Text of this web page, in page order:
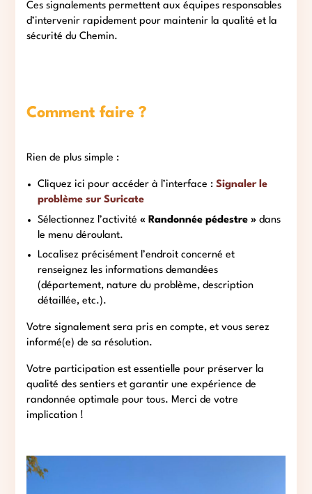
Ces signalements permettent aux équipes responsables
d’intervenir rapidement pour maintenir la qualité et la
sécurité du Chemin.
Comment faire ?
Rien de plus simple :
Cliquez ici pour accéder à l’interface :Signaler le
problème sur Suricate
Sélectionnez l’activité« Randonnée pédestre » dans
le menu déroulant.
Localisez précisément l’endroit concerné et
renseignez les informations demandées
(département, nature du problème, description
détaillée, etc.).
Votre signalement sera pris en compte, et vous serez
informé(e) de sa résolution.
Votre participation est essentielle pour préserver la
qualité des sentiers et garantir une expérience de
randonnée optimale pour tous. Merci de votre
implication !